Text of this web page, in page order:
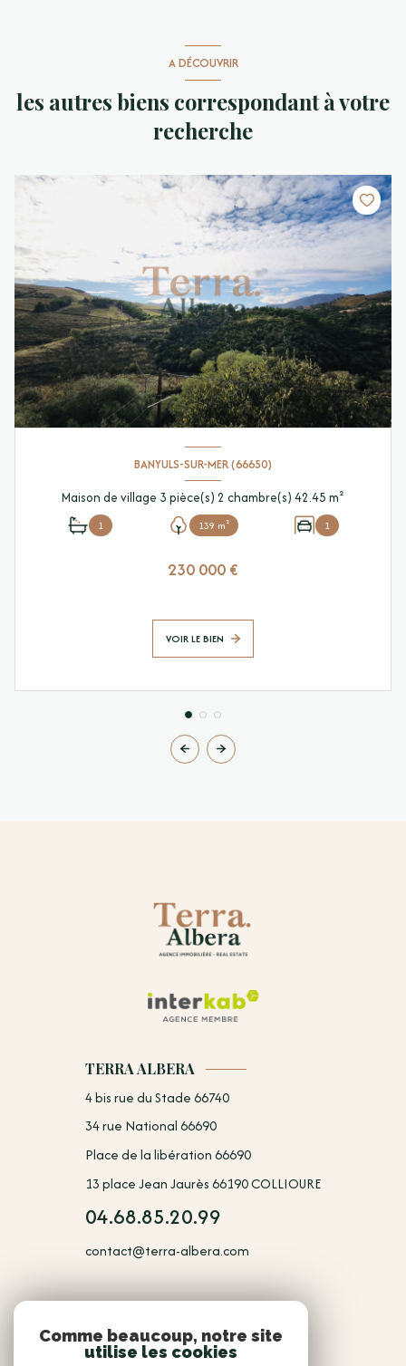
A DÉCOUVRIR
les autres biens correspondant à votre
recherche
BANYULS-SUR-MER (66650)
Maison de village 3 pièce(s) 2 chambre(s) 42.45 m²
1 139 m² 1
230 000 €
VOIR LE BIEN
TERRA ALBERA
4 bis rue du Stade 66740
34 rue National 66690
Place de la libération 66690
13 place Jean Jaurès 66190 COLLIOURE
04.68.85.20.99
contact@terra-albera.com
Adhérents
Comme beaucoup, notre site
utilise les cookies